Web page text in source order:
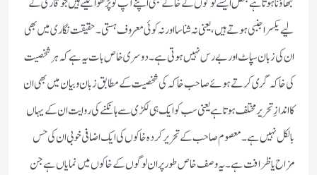
لیے یکسر اجنبی ہوتے ہیں،یعنی نہ شناسا اور نہ کوئی معروف ہستی۔ حقیقت نگاری میں بھی
ان کی زبان سپاٹ اور بے رس نہیں ہوتی ہے۔ دوسری خاص بات یہ ہے کہ ہر شخصیت
کی خاکہ گری کرتے ہوئے صاحب خاکہ کی شخصیت کے مطابق زبان و بیان میں بھی ان
کا اندازِتحریر مختلف ہوتا ہے یعنی سب کو ایک ہی لکڑی سے ہانکنے کی روایت ان کے یہاں
بالکل نہیں ہے۔ معصوم صاحب کے تحریر کردہ خاکوں کی ایک اضافی خوبی ان کی حس
مزاح یا ظرافت ہے۔ یہ وصف خاص طور پر ان لوگوں کے خاکوں میں نمایاں ہے جن